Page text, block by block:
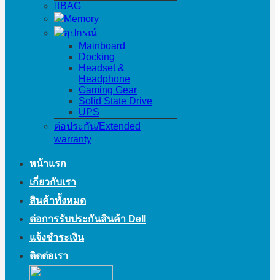
BAG
Memory
อุปกรณ์
Mainboard
Docking
Headset &
Headphone
Gaming Gear
Solid State Drive
UPS
ต่อประกัน/Extended
warranty
หน้าแรก
เกี่ยวกับเรา
สินค้าทั้งหมด
ต่อการรับประกันสินค้า Dell
แจ้งชำระเงิน
ติดต่อเรา